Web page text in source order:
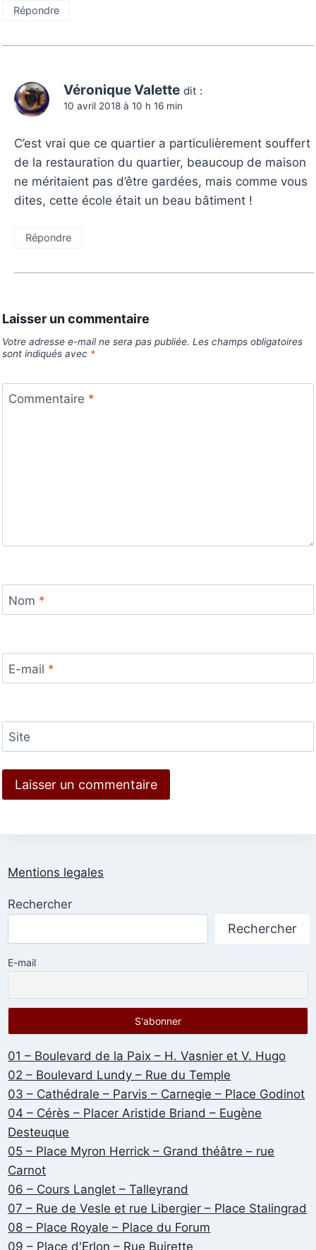
Répondre
Véronique Valette dit :
10 avril 2018 à 10 h 16 min
C’est vrai que ce quartier a particulièrement souffert
de la restauration du quartier, beaucoup de maison
ne méritaient pas d’être gardées, mais comme vous
dites, cette école était un beau bâtiment !
Répondre
Laisser un commentaire
Votre adresse e-mail ne sera pas publiée. Les champs obligatoires
sont indiqués avec *
Commentaire *
Nom *
E-mail *
Site
Mentions legales
Rechercher
Rechercher
E-mail
01 – Boulevard de la Paix – H. Vasnier et V. Hugo
02 – Boulevard Lundy – Rue du Temple
03 – Cathédrale – Parvis – Carnegie – Place Godinot
04 – Cérès – Placer Aristide Briand – Eugène
Desteuque
05 – Place Myron Herrick – Grand théâtre – rue
Carnot
06 – Cours Langlet – Talleyrand
07 – Rue de Vesle et rue Libergier – Place Stalingrad
08 – Place Royale – Place du Forum
09 – Place d'Erlon – Rue Buirette